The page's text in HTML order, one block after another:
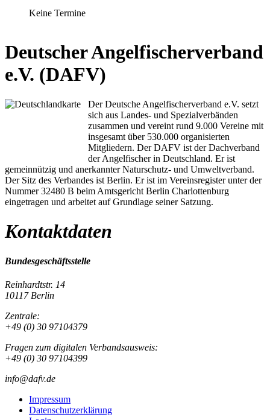
Keine Termine
Deutscher Angelfischerverband
e.V. (DAFV)
Der Deutsche Angelfischerverband e.V. setzt
sich aus Landes- und Spezialverbänden
zusammen und vereint rund 9.000 Vereine mit
insgesamt über 530.000 organisierten
Mitgliedern. Der DAFV ist der Dachverband
der Angelfischer in Deutschland. Er ist
gemeinnützig und anerkannter Naturschutz- und Umweltverband.
Der Sitz des Verbandes ist Berlin. Er ist im Vereinsregister unter der
Nummer 32480 B beim Amtsgericht Berlin Charlottenburg
eingetragen und arbeitet auf Grundlage seiner Satzung.
Kontaktdaten
Bundesgeschäftsstelle
Reinhardtstr. 14
10117 Berlin
Zentrale:
+49 (0) 30 97104379
Fragen zum digitalen Verbandsausweis:
+49 (0) 30 97104399
info@dafv.de
Impressum
Datenschutzerklärung